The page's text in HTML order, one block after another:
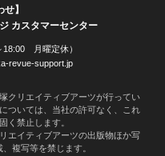
せ】
カスタマーセンター
18:00 月曜定休）
revue-support.jp
クリエイティブアーツが行ってい
ついては、当社の許可なく、これ
く禁止します。
エイティブアーツの出版物ほか写
複写等を禁じます。